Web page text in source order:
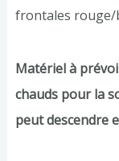
frontales rouge/
Matériel à
chauds pour la
peut descendre